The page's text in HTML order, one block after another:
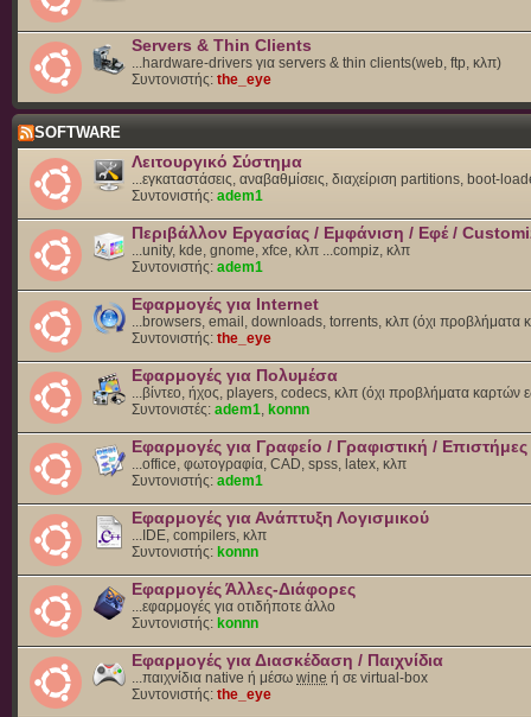
Servers & Thin Clients
...hardware-drivers για servers & thin clients(web, ftp, κλπ)
Συντονιστής: the_eye
SOFTWARE
Λειτουργικό Σύστημα
...εγκαταστάσεις, αναβαθμίσεις, διαχείριση partitions, boot-
Συντονιστής: adem1
Περιβάλλον Εργασίας / Εμφάνιση / Εφέ /
...unity, kde, gnome, xfce, κλπ ...compiz, κλπ
Συντονιστής: adem1
Εφαρμογές για Internet
...browsers, email, downloads, torrents, κλπ (όχι προβλήματα
Συντονιστής: the_eye
Εφαρμογές για Πολυμέσα
...βίντεο, ήχος, players, codecs, κλπ (όχι προβλήματα καρτών
Συντονιστές: adem1 konnn
Εφαρμογές για Γραφείο / Γραφιστική / Επιστήμες
...office, φωτογραφία, CAD, spss, latex, κλπ
Συντονιστής: adem1
Εφαρμογές για Ανάπτυξη Λογισμικού
...IDE, compilers, κλπ
Συντονιστής: konnn
Εφαρμογές Άλλες-Διάφορες
...εφαρμογές για οτιδήποτε άλλο
Συντονιστής: konnn
Εφαρμογές για Διασκέδαση / Παιχνίδια
...παιχνίδια native ή μέσω wine ή σε virtual-box
Συντονιστής: the_eye